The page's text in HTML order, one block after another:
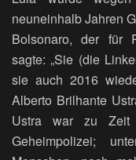
neuneinhalb Jahren
Bolsonaro, der für
sagte: „Sie (die
sie auch 2016
Alberto Brilhante
Ustra war zu Zeit
Geheimpolizei;